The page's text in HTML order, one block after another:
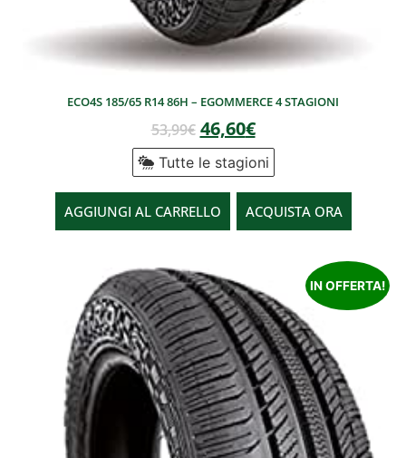
ECO4S 185/65 R14 86H – EGOMMERCE 4 STAGIONI
53,99€ 46,60€
Tutte le stagioni
AGGIUNGI AL CARRELLO ACQUISTA ORA
IN OFFERTA!